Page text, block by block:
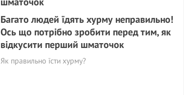
Багато людей їдять хурму неправильно!
Ось що потрібно зробити перед тим, як
відкусити перший шматочок
Як правильно їсти хурму?